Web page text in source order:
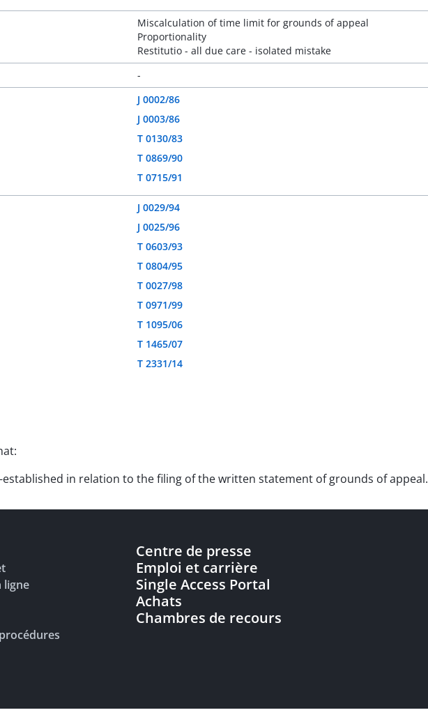
Miscalculation of time limit for grounds of appeal
Proportionality
Restitutio - all due care - isolated mistake
-
J 0002/86
J 0003/86
T 0130/83
T 0869/90
T 0715/91
J 0029/94
J 0025/96
T 0603/93
T 0804/95
T 0027/98
T 0971/99
T 1095/06
T 1465/07
T 2331/14
in relation to the filing of the written statement of grounds of appeal.
ligne
Centre de presse
Emploi et carrière
Single Access Portal
Achats
Chambres de recours